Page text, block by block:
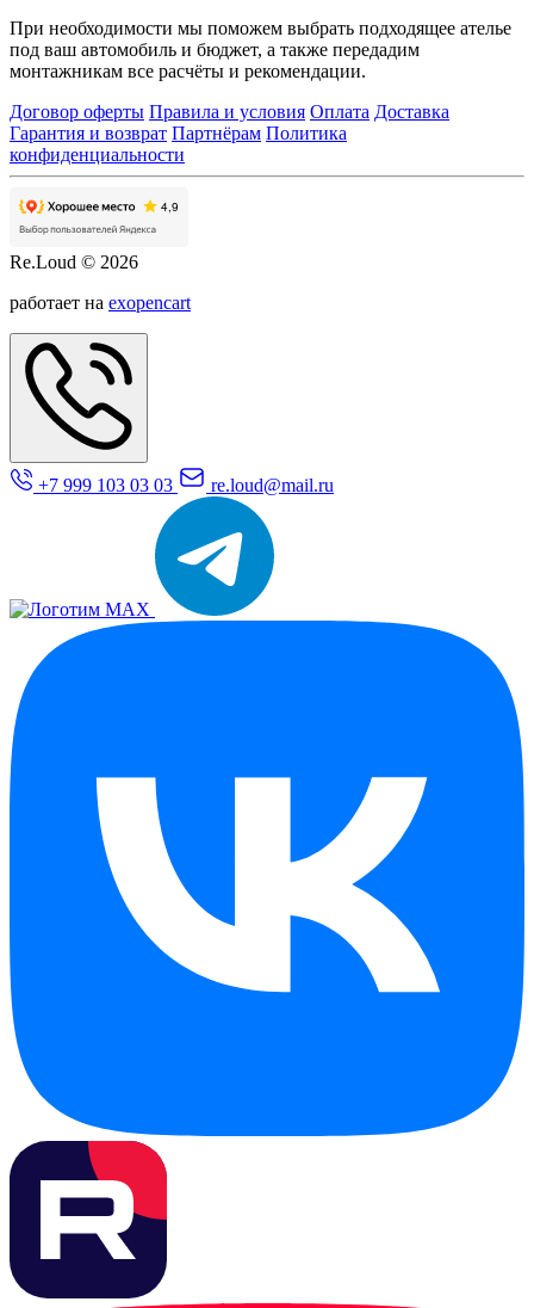
При необходимости мы поможем выбрать подходящее ателье
под ваш автомобиль и бюджет, а также передадим
монтажникам все расчёты и рекомендации.
Договор оферты Правила и условия Оплата Доставка
Гарантия и возврат Партнёрам Политика
конфиденциальности
Re.Loud © 2026
работает на exopencart
+7 999 103 03 03 re.loud@mail.ru